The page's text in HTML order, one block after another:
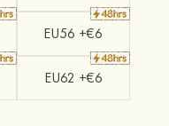
EU56 +€6
EU62 +€6